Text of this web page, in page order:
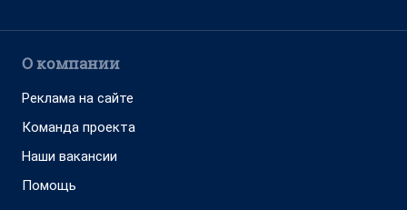
О компании
Реклама на сайте
Команда проекта
Наши вакансии
Помощь